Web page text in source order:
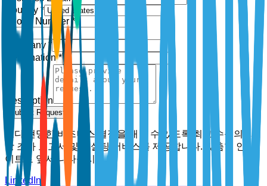
Country *
Phone Number *
Company *
Designation *
Description
Submit Request
보다 현명한 비즈니스 결정을 내릴 수 있도록 최고 수준의 시
장 조사 보고서 및 컨설팅 서비스를 제공합니다. 맞춤형 인사
이트로 앞서 나타십시오.
LinkedIn